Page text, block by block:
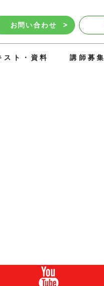
お問い合わせ
スト・資料 講師募集